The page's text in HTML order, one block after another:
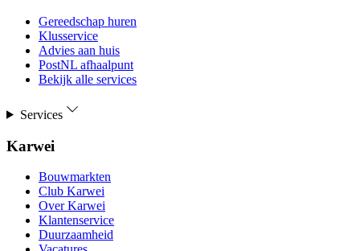
Gereedschap huren
Klusservice
Advies aan huis
PostNL afhaalpunt
Bekijk alle services
Services
Karwei
Bouwmarkten
Club Karwei
Over Karwei
Klantenservice
Duurzaamheid